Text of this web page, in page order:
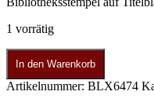
1 vorrätig
In den Warenkorb
Artikelnummer: BLX6474